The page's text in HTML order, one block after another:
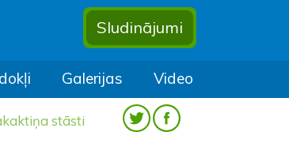
Sludinājumi
Galerijas Video
stāsti